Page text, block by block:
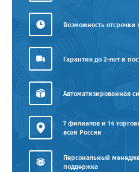
Возможность отсрочки
Гарантия до 2-лет и
Автоматизированная
7 филиалов и 14
всей России
Персональный
поддержка